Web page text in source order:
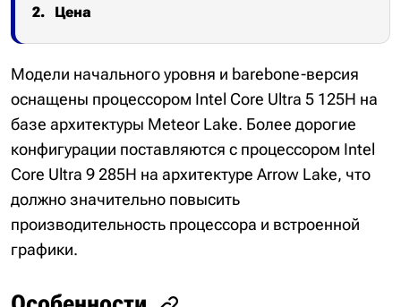
Цена
Модели начального уровня и barebone-версия
оснащены процессором Intel Core Ultra 5 125H на
базе архитектуры Meteor Lake. Более дорогие
конфигурации поставляются с процессором Intel
Core Ultra 9 285H на архитектуре Arrow Lake, что
должно значительно повысить
производительность процессора и встроенной
графики.